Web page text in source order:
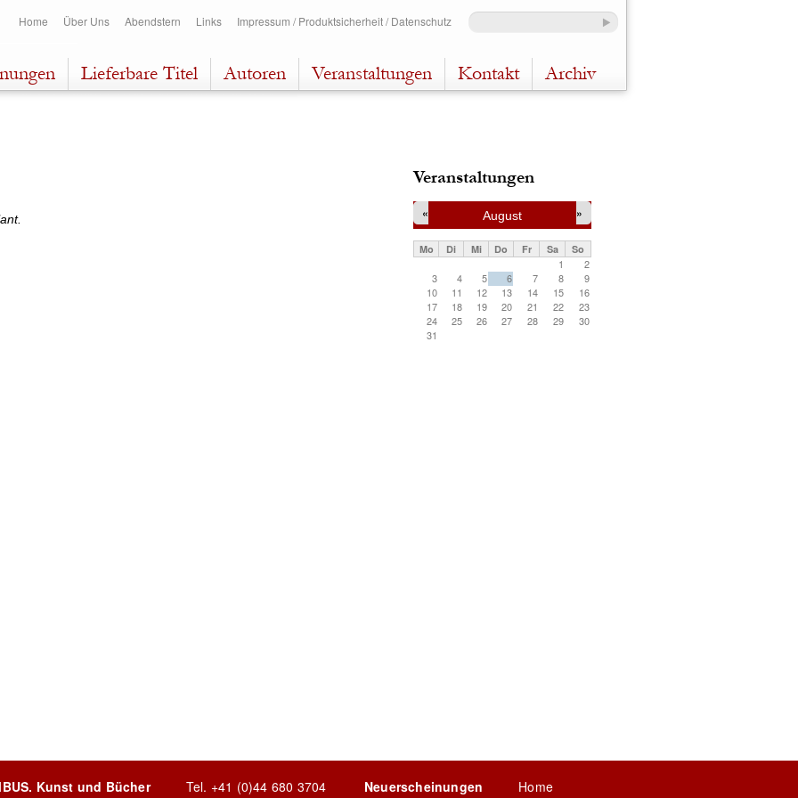
zum
Home Über Uns Abendstern Links Impressum / Produktsicherheit / Datenschutz
Lieferbare Titel Autoren Veranstaltungen Kontakt Archiv
Veranstaltungen
August
« »
Mo Di Mi Do Fr Sa So
1
2
3
4 5 6 7 8
9
10
11 12 13 14 15
16
17
18 19 20 21 22
23
24
25 26 27 28 29
30
31
Kunst und Bücher
Tel. +41 (0)44 680 3704
Neuerscheinungen
Home